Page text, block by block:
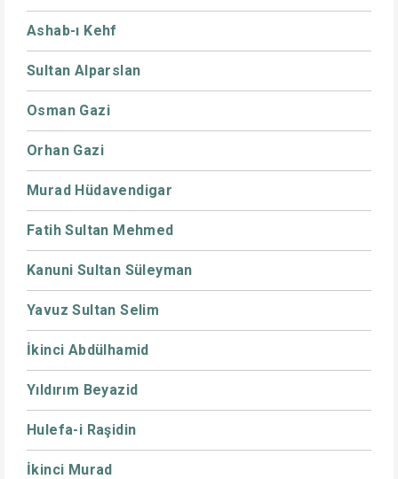
Ashab-ı Kehf
Sultan Alparslan
Osman Gazi
Orhan Gazi
Murad Hüdavendigar
Fatih Sultan Mehmed
Kanuni Sultan Süleyman
Yavuz Sultan Selim
İkinci Abdülhamid
Yıldırım Beyazid
Hulefa-i Raşidin
İkinci Murad